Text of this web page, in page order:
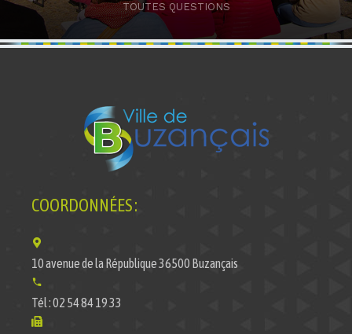
TOUTES QUESTIONS
COORDONNÉES :
10 avenue de la République 36500 Buzançais
Tél : 02 54 84 19 33